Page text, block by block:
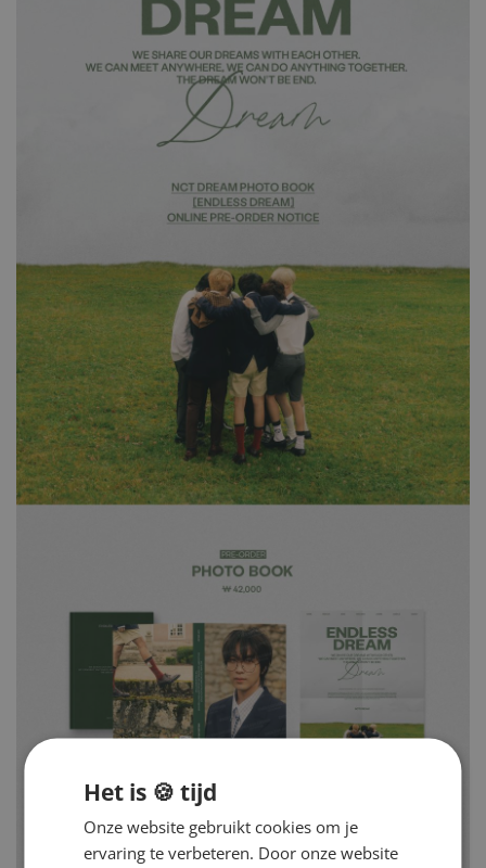
Het is 🍪 tijd
Onze website gebruikt cookies om je
ervaring te verbeteren. Door onze website